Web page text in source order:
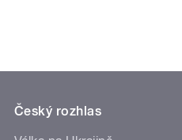
Český rozhlas